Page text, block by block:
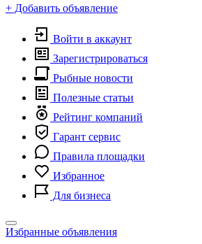
+ Добавить объявление
Войти в аккаунт
Зарегистрироваться
Рыбные новости
Полезные статьи
Рейтинг компаний
Гарант сервис
Правила площадки
Избранное
Для бизнеса
Toggle
navigation
Избранные объявления